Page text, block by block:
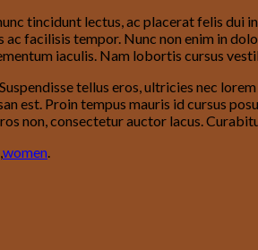
tincidunt lectus, ac placerat felis
facilisis tempor. Nunc non enim in
iaculis. Nam lobortis cursus
tellus eros, ultricies nec
est. Proin tempus mauris id cursus
non, consectetur auctor lacus.
,women.